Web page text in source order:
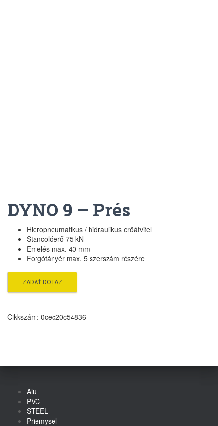
DYNO 9 – Prés
Hidropneumatikus / hidraulikus erőátvitel
Stancolóerő 75 kN
Emelés max. 40 mm
Forgótányér max. 5 szerszám részére
Cikkszám: 0cec20c54836
Alu
PVC
STEEL
Priemysel